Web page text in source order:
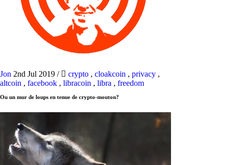
Jon 2nd Jul 2019 / crypto , cloakcoin , privacy ,
altcoin , facebook , libracoin , libra , freedom
Ou un mur de loups en tenue de crypto-mouton?